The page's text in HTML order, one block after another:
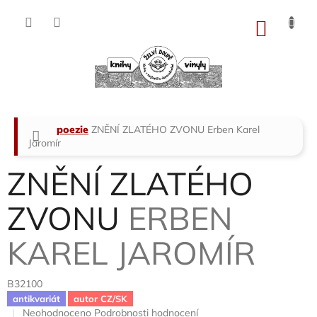
Domů
poezie ZNĚNÍ ZLATÉHO ZVONU Erben Karel
Jaromír
ZNĚNÍ ZLATÉHO
ZVONU ERBEN
KAREL JAROMÍR
B32100
antikvariát autor CZ/SK
Průměrné
Neohodnoceno Podrobnosti hodnocení